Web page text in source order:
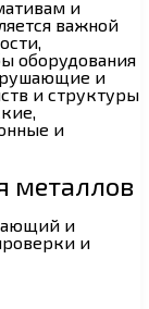
и
важной
оборудования
и
и структуры
и
металлов
и
и